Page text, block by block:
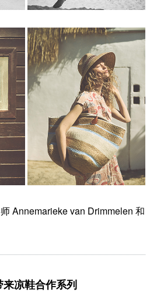
Annemarieke van Drimmelen 和
凉鞋合作系列